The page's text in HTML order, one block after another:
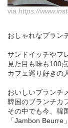
via https://
おしゃれなブラン
サンドイッチやフ
見た目も味も100
カフェ巡り好きの
おいしいブランチ
韓国のブランチカ
その中でも今、韓
「Jambon Beurre